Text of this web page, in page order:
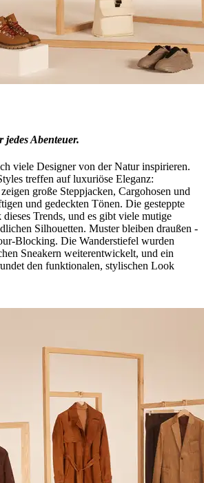
jedes Abenteuer.
viele Designer von der Natur inspirieren.
treffen auf luxuriöse Eleganz:
große Steppjacken, Cargohosen und
und gedeckten Tönen. Die gesteppte
dieses Trends, und es gibt viele mutige
Silhouetten. Muster bleiben draußen -
Blocking. Die Wanderstiefel wurden
Sneakern weiterentwickelt, und ein
den funktionalen, stylischen Look